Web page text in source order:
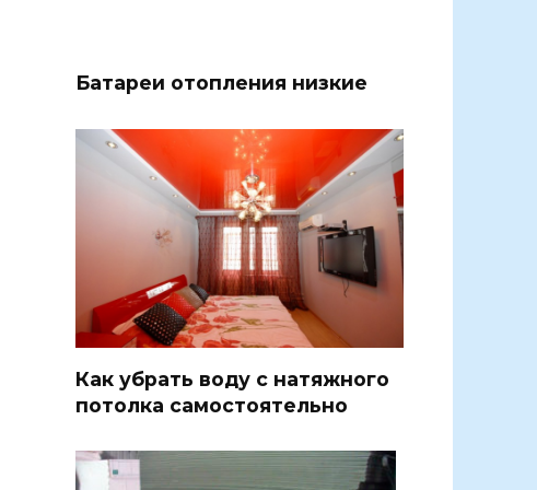
Батареи отопления низкие
Как убрать воду с натяжного
потолка самостоятельно